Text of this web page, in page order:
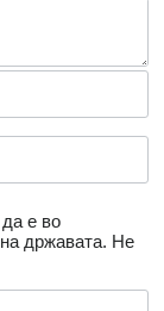
да е во
државата. Не